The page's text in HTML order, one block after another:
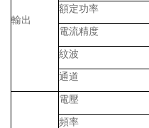
輸出
額定功率
電流精度
紋波
通道
電壓
頻率